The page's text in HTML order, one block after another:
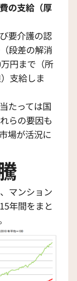
の支給（厚
要介護の認
段差の解消
円まで（所
支給しま
たっては国
らの要因も
場が活況に
マンション
年間をまと